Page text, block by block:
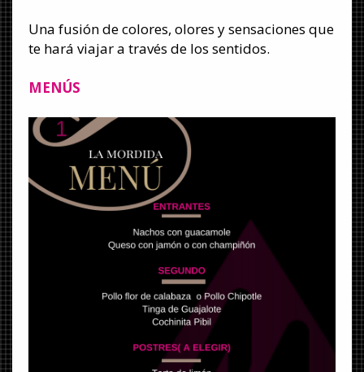
Una fusión de colores, olores y sensaciones que
te hará viajar a través de los sentidos.
MENÚS